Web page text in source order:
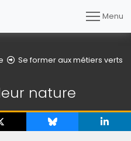
Menu
Se former aux métiers verts
nature